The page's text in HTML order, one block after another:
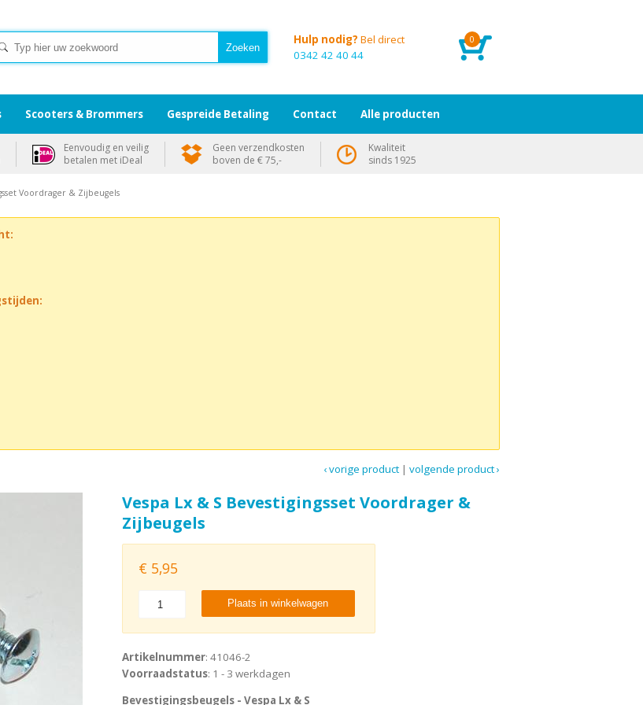
0
Hulp nodig? Bel direct
0342 42 40 44
Voordrager & Zijbeugels
volgende product ›
|
‹ vorige product
Vespa Lx & S Bevestigingsset Voordrager &
Zijbeugels
€ 5,95
Plaats in winkelwagen
Artikelnummer: 41046-2
Voorraadstatus: 1 - 3 werkdagen
Bevestigingsbeugels - Vespa Lx & S
Scooters & Brommers Gespreide Betaling Contact Alle producten
Eenvoudig en veilig
betalen met iDeal
Geen verzendkosten
boven de € 75,-
Kwaliteit
sinds 1925